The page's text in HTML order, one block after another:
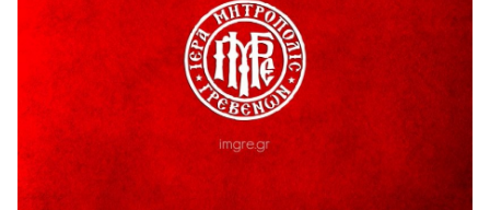
Διακοπή υδροδότησης του Α΄ κλάδου ύδρευσης
5 Αυγούστου 2026
Η Marseaux στα Γρεβενά για μια μοναδική συναυλία
Θερινό Σινεμά στο πλαίσιο του «Πολιτιστικού
Καλοκαιριού 2026» με την βραβευμένη ταινία «Μικρές
Ανάσες».